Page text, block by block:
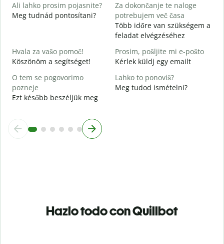
Ali lahko prosim pojasnite?
Meg tudnád pontosítani?
Za dokončanje te naloge
potrebujem več časa
Több időre van szükségem a
feladat elvégzéséhez
Hvala za vašo pomoč!
Köszönöm a segítséget!
Prosim, pošljite mi e-pošto
Kérlek küldj egy emailt
O tem se pogovorimo
pozneje
Ezt később beszéljük meg
Lahko to ponoviš?
Meg tudod ismételni?
Hazlo todo con Quillbot